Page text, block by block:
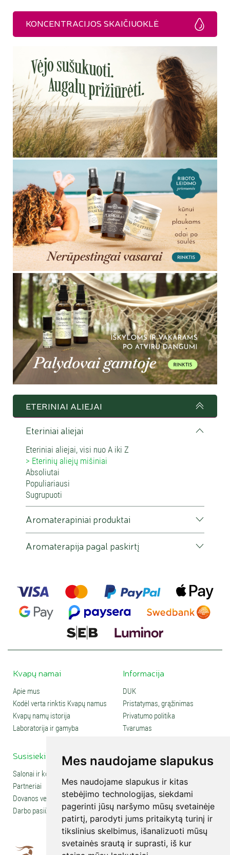
Mes naudojame slapukus
Mes naudojame slapukus ir kitas
stebėjimo technologijas, siekdami
pagerinti jūsų naršymo mūsų svetainėje
patirtį, parodyti jums pritaikytą turinį ir
tikslinius skelbimus, išanalizuoti mūsų
svetainės srautą ir suprasti, iš kur
KONCENTRACIJOS SKAIČIUOKLĖ
ETERINIAI ALIEJAI
Eteriniai aliejai
Eteriniai aliejai, visi nuo A iki Z
Eterinių aliejų mišiniai
Absoliutai
Populiariausi
Sugrupuoti
Aromaterapiniai produktai
Aromaterapija pagal paskirtį
Kvapų namai
Apie mus
Kodėl verta rinktis Kvapų namus
Kvapų namų istorija
Laboratorija ir gamyba
Informacija
DUK
Pristatymas, grąžinimas
Privatumo politika
Tvarumas
Susisiekite
Salonai ir kontaktai
Partneriai
Dovanos verslui
Darbo pasiūlymai
Social media